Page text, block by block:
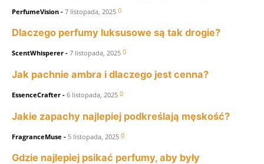
PerfumeVision - 7 listopada, 2025 0
Dlaczego perfumy luksusowe są tak drogie?
ScentWhisperer - 7 listopada, 2025 0
Jak pachnie ambra i dlaczego jest cenna?
EssenceCrafter - 6 listopada, 2025 0
Jakie zapachy najlepiej podkreślają męskość?
FragranceMuse - 5 listopada, 2025 0
Gdzie najlepiej psikać perfumy, aby były